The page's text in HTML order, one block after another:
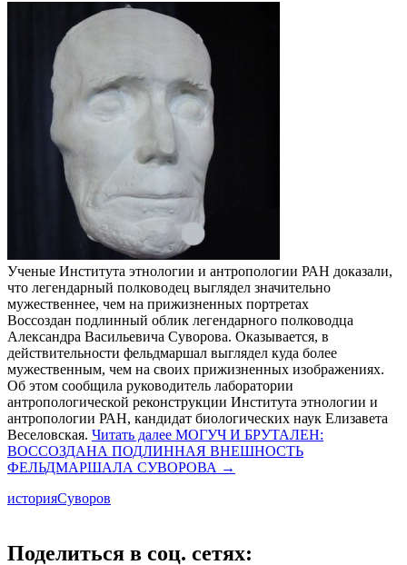
Ученые Института этнологии и антропологии РАН доказали,
что легендарный полководец выглядел значительно
мужественнее, чем на прижизненных портретах
Воссоздан подлинный облик легендарного полководца
Александра Васильевича Суворова. Оказывается, в
действительности фельдмаршал выглядел куда более
мужественным, чем на своих прижизненных изображениях.
Об этом сообщила руководитель лаборатории
антропологической реконструкции Института этнологии и
антропологии РАН, кандидат биологических наук Елизавета
Веселовская. Читать далее МОГУЧ И БРУТАЛЕН:
ВОССОЗДАНА ПОДЛИННАЯ ВНЕШНОСТЬ
ФЕЛЬДМАРШАЛА СУВОРОВА →
историяСуворов
Поделиться в соц. сетях: